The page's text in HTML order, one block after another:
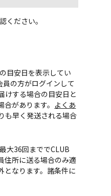
ください。
目安日を表示してい
の方がログインして
けする場合の目安日と
があります。 よくあ
も早く発送される場合
大36回まででCLUB
住所に送る場合のみ適
となります。諸条件に